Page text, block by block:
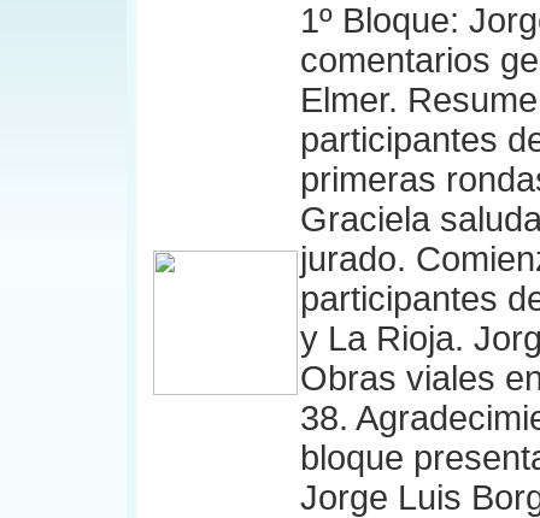
1º Bloque:
comentarios
Elmer.
participantes
primeras
Graciela
jurado.
participantes
y La Rioja.
Obras viales
38.
bloque
Jorge Luis